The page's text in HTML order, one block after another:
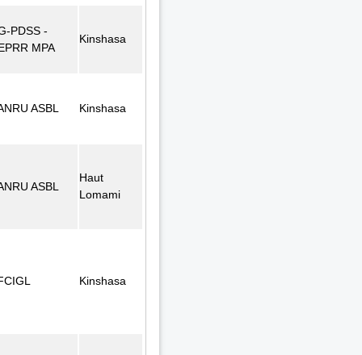
PDSS -
MPA
Kinshasa
ASBL Kinshasa
ASBL
Haut
Lomami
Kinshasa